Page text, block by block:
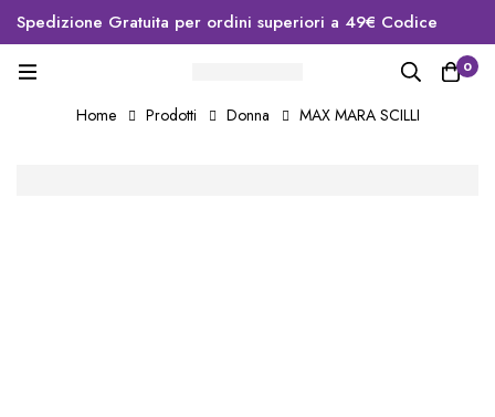
Spedizione Gratuita per ordini superiori a 49€ Codice
sconto primo ordine WELCOME10
0
Home Prodotti Donna MAX MARA SCILLI